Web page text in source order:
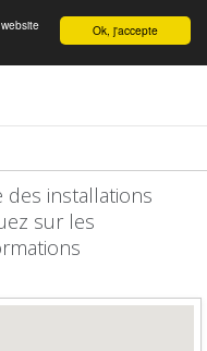
English Ok, j'accepte
des installations
sur les